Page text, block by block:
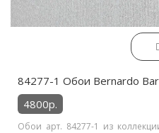
84277-1 Обои Bernardo
4800р.
Обои арт. 84277-1 из